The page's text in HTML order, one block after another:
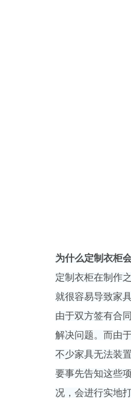
为什么定制衣柜
定制衣柜在制作
就很容易导致家
由于双方签有合
解决问题。而由
不少家具无法装
要事先告知这些
况，会进行实地